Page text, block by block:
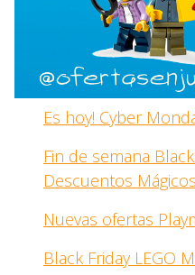
Es hoy! Cyber
Fin de semana
Descuentos Mágicos
Nuevas ofertas
Black Friday LEGO